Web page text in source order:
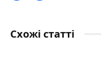
Схожі статті